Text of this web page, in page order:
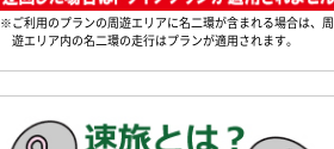
※ご利用のプランの周遊エリアに名二環が含まれる場合は、周
遊エリア内の名二環の走行はプランが適用されます。